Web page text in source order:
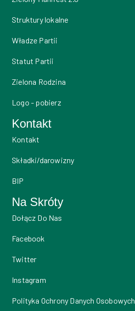
Struktury lokalne
Władze Partii
Statut Partii
Zielona Rodzina
Logo - pobierz
Kontakt
Kontakt
Składki/darowizny
BIP
Na Skróty
Dołącz Do Nas
Facebook
Twitter
Instagram
Polityka Ochrony Danych Osobowych